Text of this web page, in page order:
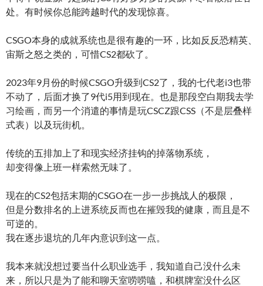
处。有时候你总能跨越时代的发现惊喜。
CSGO本身的成就系统也是很有趣的一环，比如反反恐精英、
宙斯之怒之类的，可惜CS2都砍了。
2023年9月份的时候CSGO升级到CS2了，我的七代老i3也带
不动了，后面才换了9代i5用到现在。也是那段空白期我去学
习绘画，而另一个消遣的事情是玩CSCZ跟CSS（不是层叠样
式表）以及玩街机。
传统的五排加上了和现实经济挂钩的掉落物系统，
却变得像上班一样索然无味了。
现在的CS2包括末期的CSGO在一步一步挑战人的极限，
但是分数排名的上进系统反而也在摧毁我的健康，而且是不
可逆的。
我在逐步退坑的几年内意识到这一点。
我本来就没想过要当什么职业选手，我知道自己没什么未
来，所以只是为了能和聊天室唠唠嗑，和棋牌室没什么区